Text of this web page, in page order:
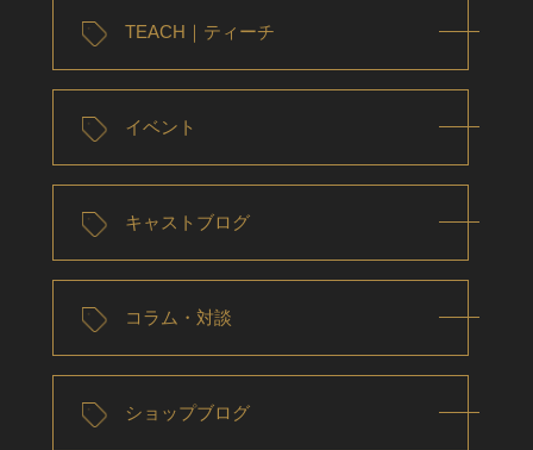
TEACH｜ティーチ
イベント
キャストブログ
コラム・対談
ショップブログ